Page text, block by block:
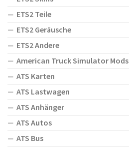
ETS2 Teile
ETS2 Geräusche
ETS2 Andere
American Truck Simulator Mods
ATS Karten
ATS Lastwagen
ATS Anhänger
ATS Autos
ATS Bus